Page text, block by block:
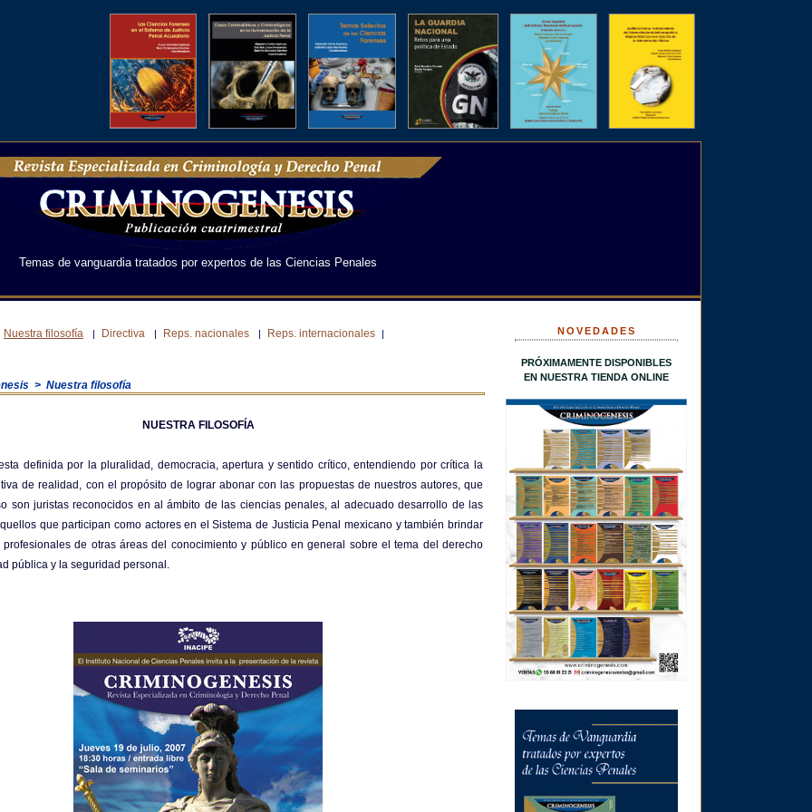
Temas de vanguardia tratados por expertos de las Ciencias Penales
Nuestra filosofía | Directiva | Reps. nacionales | Reps. internacionales |
> Nuestra filosofía
NUESTRA FILOSOFÍA
definida por la pluralidad, democracia, apertura y sentido crítico, entendiendo por crítica la
de realidad, con el propósito de lograr abonar con las propuestas de nuestros autores, que
son juristas reconocidos en al ámbito de las ciencias penales, al adecuado desarrollo de las
que participan como actores en el Sistema de Justicia Penal mexicano y también brindar
de otras áreas del conocimiento y público en general sobre el tema del derecho
pública y la seguridad personal.
NOVEDADES
PRÓXIMAMENTE DISPONIBLES
EN NUESTRA TIENDA ONLINE